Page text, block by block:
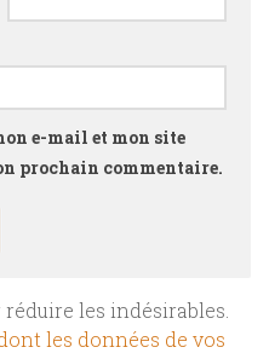
e-mail et mon site
prochain commentaire.
les indésirables.
les données de vos